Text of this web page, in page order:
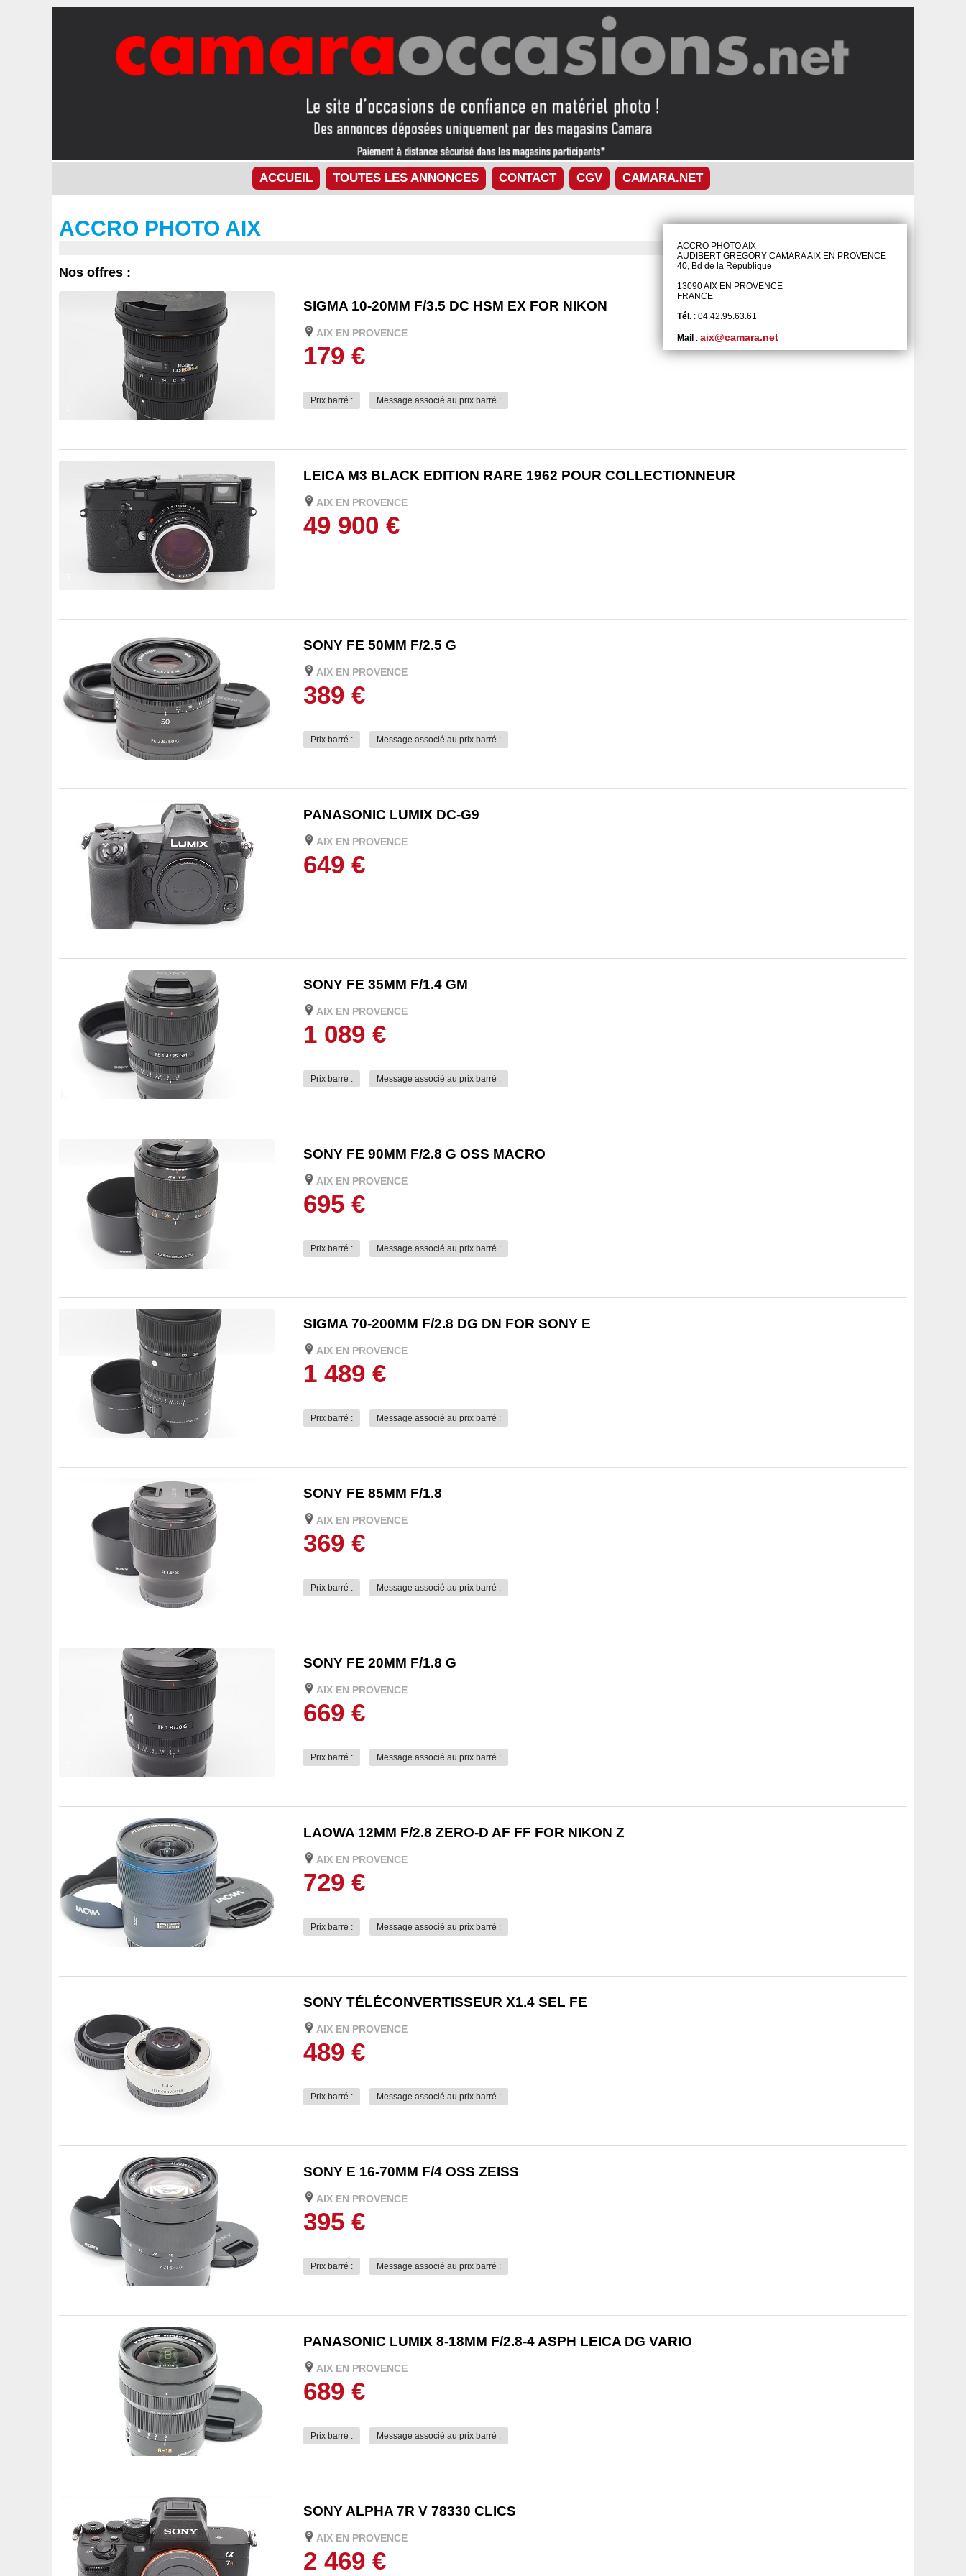
ACCUEIL TOUTES LES ANNONCES CONTACT CGV CAMARA.NET
ACCRO PHOTO AIX
ACCRO PHOTO AIX
AUDIBERT GREGORY CAMARA AIX EN PROVENCE
40, Bd de la République
13090 AIX EN PROVENCE
FRANCE
Tél. : 04.42.95.63.61
Mail : aix@camara.net
Nos offres :
SIGMA 10-20MM F/3.5 DC HSM EX FOR NIKON
AIX EN PROVENCE
179 €
Prix barré : Message associé au prix barré :
LEICA M3 BLACK EDITION RARE 1962 POUR COLLECTIONNEUR
AIX EN PROVENCE
49 900 €
SONY FE 50MM F/2.5 G
AIX EN PROVENCE
389 €
Prix barré : Message associé au prix barré :
PANASONIC LUMIX DC-G9
AIX EN PROVENCE
649 €
SONY FE 35MM F/1.4 GM
AIX EN PROVENCE
1 089 €
Prix barré : Message associé au prix barré :
SONY FE 90MM F/2.8 G OSS MACRO
AIX EN PROVENCE
695 €
Prix barré : Message associé au prix barré :
SIGMA 70-200MM F/2.8 DG DN FOR SONY E
AIX EN PROVENCE
1 489 €
Prix barré : Message associé au prix barré :
SONY FE 85MM F/1.8
AIX EN PROVENCE
369 €
Prix barré : Message associé au prix barré :
SONY FE 20MM F/1.8 G
AIX EN PROVENCE
669 €
Prix barré : Message associé au prix barré :
LAOWA 12MM F/2.8 ZERO-D AF FF FOR NIKON Z
AIX EN PROVENCE
729 €
Prix barré : Message associé au prix barré :
SONY TÉLÉCONVERTISSEUR X1.4 SEL FE
AIX EN PROVENCE
489 €
Prix barré : Message associé au prix barré :
SONY E 16-70MM F/4 OSS ZEISS
AIX EN PROVENCE
395 €
Prix barré : Message associé au prix barré :
PANASONIC LUMIX 8-18MM F/2.8-4 ASPH LEICA DG VARIO
AIX EN PROVENCE
689 €
Prix barré : Message associé au prix barré :
SONY ALPHA 7R V 78330 CLICS
AIX EN PROVENCE
2 469 €